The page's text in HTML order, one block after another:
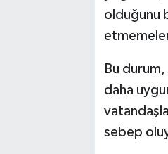
olduğunu
Bu
daha
sebep